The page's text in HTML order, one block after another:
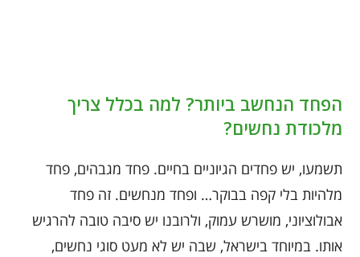
הפחד הנחשב ביותר? למה בכלל צריך
מלכודת נחשים?
תשמעו, יש פחדים הגיוניים בחיים. פחד מגבהים, פחד
מלהיות בלי קפה בבוקר… ופחד מנחשים. זה פחד
אבולוציוני, מושרש עמוק, ולרובנו יש סיבה טובה להרגיש
אותו. במיוחד בישראל, שבה יש לא מעט סוגי נחשים,